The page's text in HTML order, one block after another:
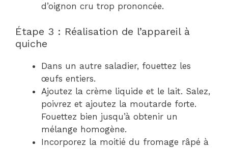
d’oignon cru trop prononcée.
Étape 3 : Réalisation de l’appareil à
quiche
Dans un autre saladier, fouettez les
œufs entiers.
Ajoutez la crème liquide et le lait. Salez,
poivrez et ajoutez la moutarde forte.
Fouettez bien jusqu’à obtenir un
mélange homogène.
Incorporez la moitié du fromage râpé à